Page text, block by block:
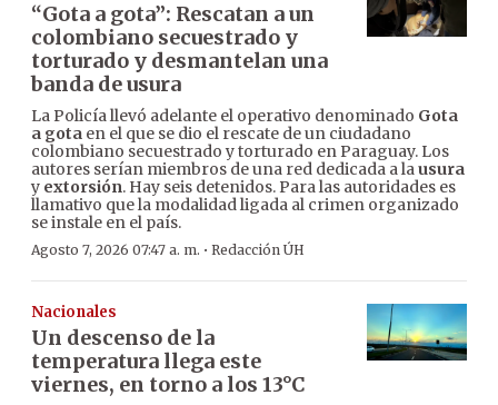
“Gota a gota”: Rescatan a un
colombiano secuestrado y
torturado y desmantelan una
banda de usura
La Policía llevó adelante el operativo denominado Gota
a gota en el que se dio el rescate de un ciudadano
colombiano secuestrado y torturado en Paraguay. Los
autores serían miembros de una red dedicada a lausura
y extorsión. Hay seis detenidos. Para las autoridades es
llamativo que la modalidad ligada al crimen organizado
se instale en el país.
Agosto 7, 2026 07:47 a. m. · Redacción ÚH
Nacionales
Un descenso de la
temperatura llega este
viernes, en torno a los 13°C